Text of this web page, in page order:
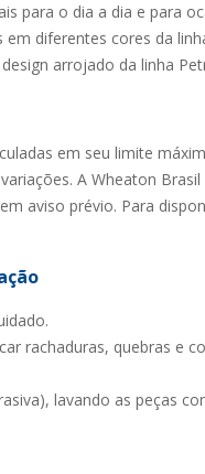
para o dia a dia e para
diferentes cores da
arrojado da linha
em seu limite
A Wheaton
aviso prévio. Para
rachaduras, quebras e
lavando as peças